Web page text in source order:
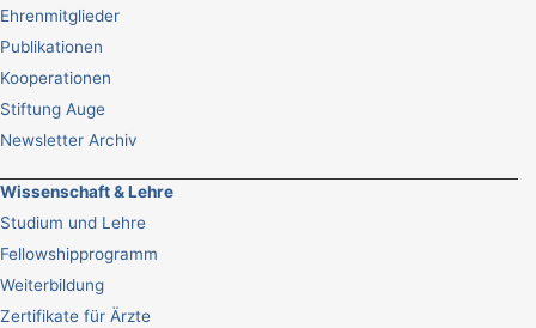
Ehrenmitglieder
Publikationen
Kooperationen
Stiftung Auge
Newsletter Archiv
Wissenschaft & Lehre
Studium und Lehre
Fellowshipprogramm
Weiterbildung
Zertifikate für Ärzte